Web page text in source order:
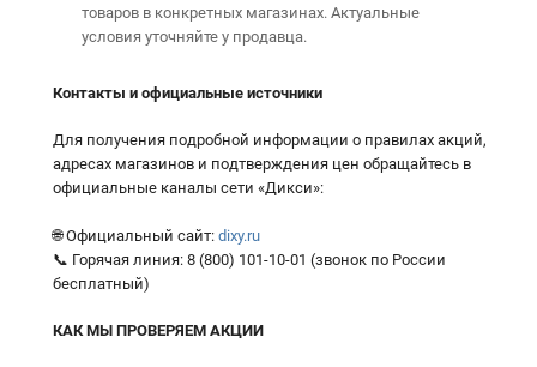
товаров в конкретных магазинах. Актуальные
условия уточняйте у продавца.
Контакты и официальные источники
Для получения подробной информации о правилах акций,
адресах магазинов и подтверждения цен обращайтесь в
официальные каналы сети «Дикси»:
🌐 Официальный сайт: dixy.ru
📞 Горячая линия: 8 (800) 101-10-01 (звонок по России
бесплатный)
КАК МЫ ПРОВЕРЯЕМ АКЦИИ